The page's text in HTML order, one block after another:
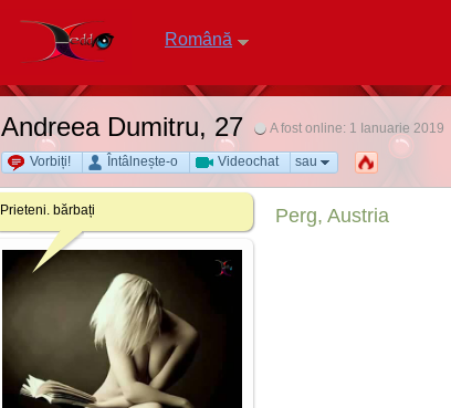
Română
Andreea Dumitru, 27 A fost online: 1 Ianuarie 2019
Vorbiți! Întâlnește-o Videochat sau
Prieteni. bărbați Perg, Austria